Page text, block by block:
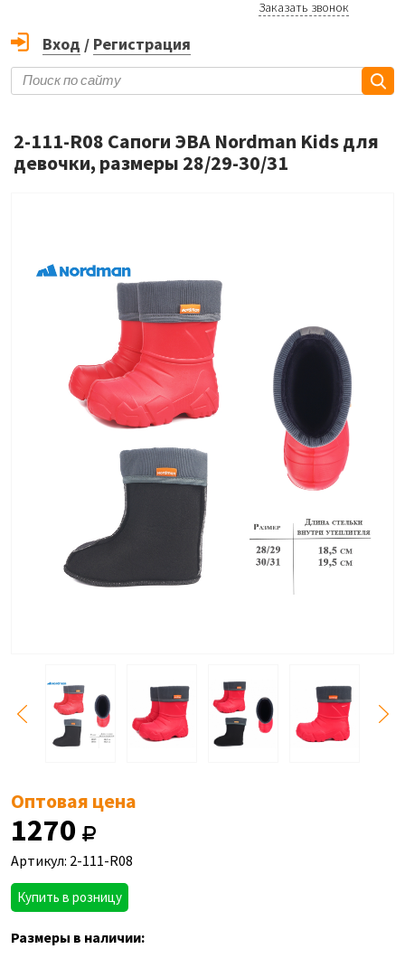
Заказать звонок
Вход / Регистрация
2-111-R08 Сапоги ЭВА Nordman Kids для
девочки, размеры 28/29-30/31
Оптовая цена
1270
Артикул: 2-111-R08
Купить в розницу
Размеры в наличии: